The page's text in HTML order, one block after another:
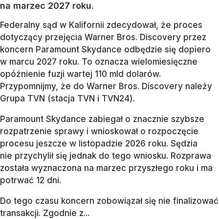
na marzec 2027 roku.
Federalny sąd w Kalifornii zdecydował, że proces
dotyczący przejęcia Warner Bros. Discovery przez
koncern Paramount Skydance odbędzie się dopiero
w marcu 2027 roku. To oznacza wielomiesięczne
opóźnienie fuzji wartej 110 mld dolarów.
Przypomnijmy, że do Warner Bros. Discovery należy
Grupa TVN (stacja TVN i TVN24).
Paramount Skydance zabiegał o znacznie szybsze
rozpatrzenie sprawy i wnioskował o rozpoczęcie
procesu jeszcze w listopadzie 2026 roku. Sędzia
nie przychylił się jednak do tego wniosku. Rozprawa
została wyznaczona na marzec przyszłego roku i ma
potrwać 12 dni.
Do tego czasu koncern zobowiązał się nie finalizować
transakcji. Zgodnie z...